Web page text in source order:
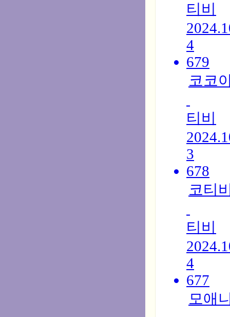
티비
4
679
코코
티비
3
678
코티
티비
4
677
모애